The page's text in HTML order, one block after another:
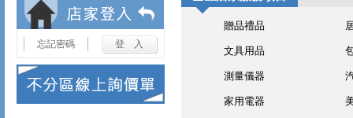
忘記密碼
贈品禮品
文具用品
測量儀器
家用電器